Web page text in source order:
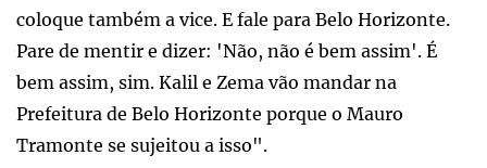
coloque também a vice. E fale para Belo Horizonte.
Pare de mentir e dizer: 'Não, não é bem assim'. É
bem assim, sim. Kalil e Zema vão mandar na
Prefeitura de Belo Horizonte porque o Mauro
Tramonte se sujeitou a isso".